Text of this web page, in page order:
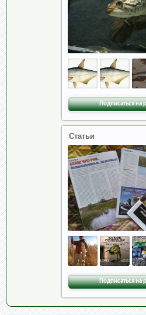
Подписаться на
Статьи
Подписаться на